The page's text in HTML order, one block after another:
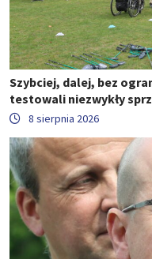
Szybciej, dalej, bez
testowali niezwykły
8 sierpnia 2026